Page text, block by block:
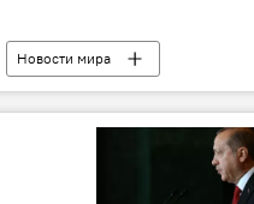
Новости мира